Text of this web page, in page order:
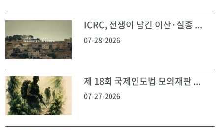
ICRC, 전쟁이 남긴 이산·실종 ...
07-28-2026
제 18회 국제인도법 모의재판 ...
07-27-2026